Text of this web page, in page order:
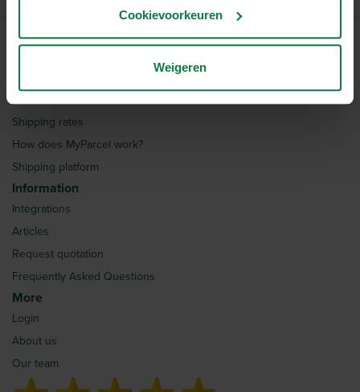
Cookievoorkeuren
Weigeren
Shipping rates
How does MyParcel work?
Shipping platform
Information
Integrations
Articles
Request quotation
Frequently Asked Questions
More
Login
About us
Our team